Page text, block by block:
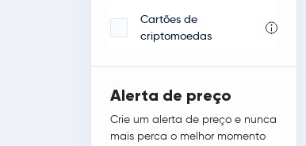
Cartões de
criptomoedas
Alerta de preço
Crie um alerta de preço e nunca
mais perca o melhor momento